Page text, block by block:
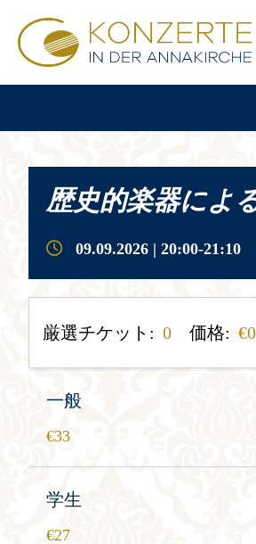
歴史的楽器によ
09.09.2026 | 20:00-21:10
厳選チケット: 0 価格:
一般
33
学生
27